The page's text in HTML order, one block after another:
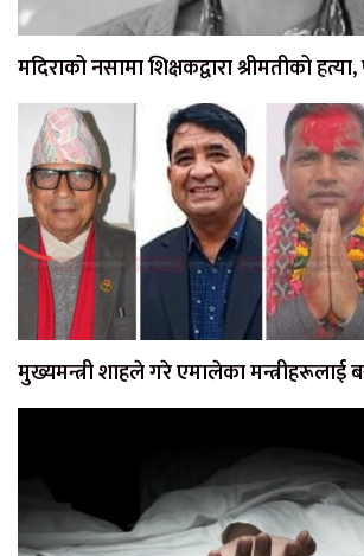
मदिराको नसामा शिक्षकद्वारा श्रीमतीको हत्या,
मुख्यमन्त्री शाहले गरे एमालेका मन्त्रीहरूलाई